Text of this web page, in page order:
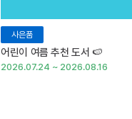
사은품
어린이 여름 추천 도서 🍉
2026.07.24 ~ 2026.08.16